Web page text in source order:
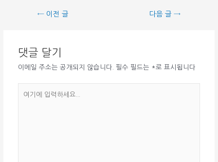
←이전 글 다음 글→
댓글 달기
이메일 주소는 공개되지 않습니다. 필수 필드는 * 로 표시됩니다